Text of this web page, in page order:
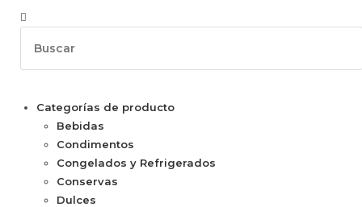
Categorías de producto
Bebidas
Condimentos
Congelados y Refrigerados
Conservas
Dulces